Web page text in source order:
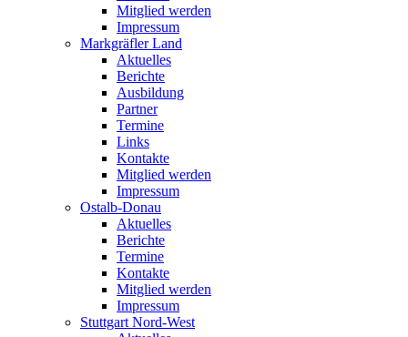
Mitglied werden
Impressum
Markgräfler Land
Aktuelles
Berichte
Ausbildung
Partner
Termine
Links
Kontakte
Mitglied werden
Impressum
Ostalb-Donau
Aktuelles
Berichte
Termine
Kontakte
Mitglied werden
Impressum
Stuttgart Nord-West